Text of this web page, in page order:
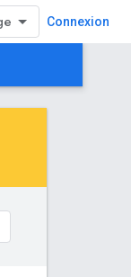
Connexion